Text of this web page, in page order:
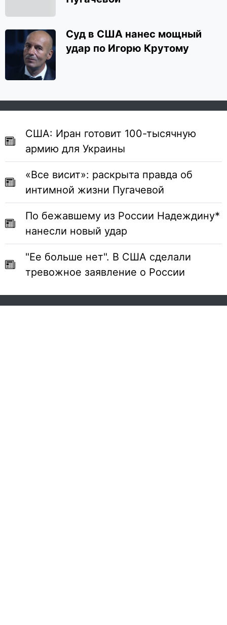
Суд в США нанес мощный
удар по Игорю Крутому
США: Иран готовит 100-тысячную
армию для Украины
«Все висит»: раскрыта правда об
интимной жизни Пугачевой
По бежавшему из России Надеждину*
нанесли новый удар
"Ее больше нет". В США сделали
тревожное заявление о России